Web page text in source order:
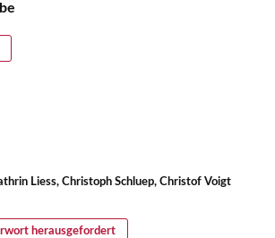
Liess, Christoph Schluep, Christof Voigt
herausgefordert